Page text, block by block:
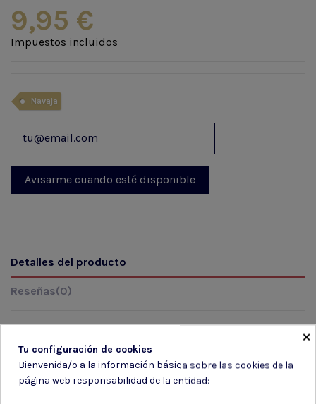
9,95 €
Impuestos incluidos
Navaja
Detalles del producto
Reseñas(0)
Marca
×
Tu configuración de cookies
Bienvenida/o a la información básica sobre las cookies de la
página web responsabilidad de la entidad: